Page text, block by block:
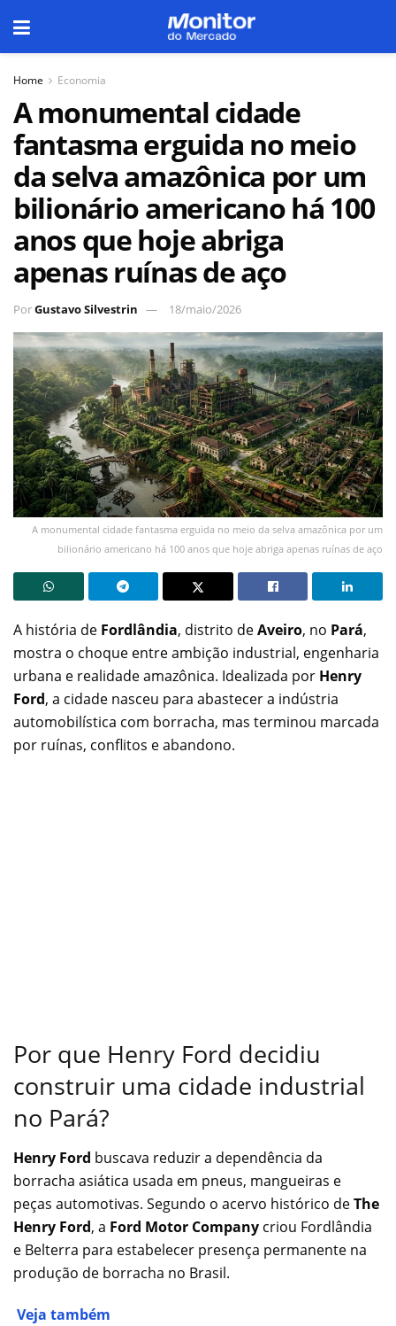
Home Economia
A monumental cidade
fantasma erguida no meio
da selva amazônica por um
bilionário americano há 100
anos que hoje abriga
apenas ruínas de aço
PorGustavo Silvestrin 18/maio/2026
A monumental cidade fantasma erguida no meio da selva amazônica por um
bilionário americano há 100 anos que hoje abriga apenas ruínas de aço
A história de Fordlândia, distrito deAveiro, no Pará,
mostra o choque entre ambição industrial, engenharia
urbana e realidade amazônica. Idealizada por Henry
Ford, a cidade nasceu para abastecer a indústria
automobilística com borracha, mas terminou marcada
por ruínas, conflitos e abandono.
Por que Henry Ford decidiu
construir uma cidade industrial
no Pará?
Henry Ford buscava reduzir a dependência da
borracha asiática usada em pneus, mangueiras e
peças automotivas. Segundo o acervo histórico deThe
Henry Ford, a Ford Motor Company criou Fordlândia
e Belterra para estabelecer presença permanente na
produção de borracha no Brasil.
Veja também